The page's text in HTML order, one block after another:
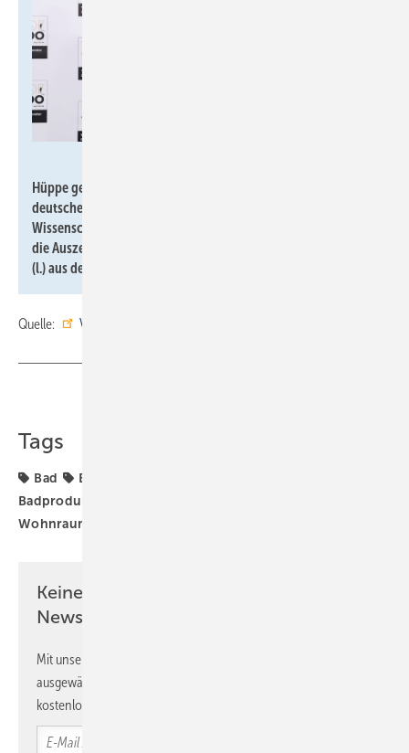
Hüppe gehört 2025 zu den „TOP 100 Innovatoren“ im
deutschen Mittelstand. Der renommierte
Wissenschaftsjournalist Ranga Yogeshwar (Mitte) überreichte
die Auszeichnung an Carlotta Litzinger (r.) und Henrik Johnen
(l.) aus dem Hüppe-Produktmanagement.
Quelle: Valsir
Tags
Bad Baddesign
Badprodukte
Wohnraumlüftung
Keine Zeit? Kein Problem mit dem SBZ
Newsletter!
Mit unserem Newsletter erhalten Sie regelmäßig von uns
ausgewählte Informationen und Neuigkeiten, gebündelt und
kostenlos direkt ins Postfach.